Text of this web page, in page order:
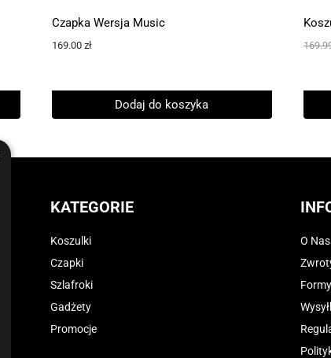
Czapka Wersja Music
169.00 zł
Dodaj do koszyka
Opcje
KATEGORIE
Koszulki
Czapki
Szlafroki
Gadżety
Promocje
O Nas